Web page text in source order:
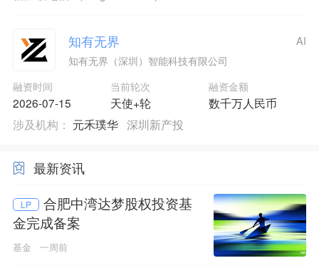
知有无界
知有无界（深圳）智能科技有限公司
融资时间
2026-07-15
当前轮次
天使+轮
融资金额
数千万人民币
AI
涉及机构： 元禾璞华 深圳新产投
最新资讯
LP
合肥中湾达梦股权投资基
金完成备案
基金 一周前